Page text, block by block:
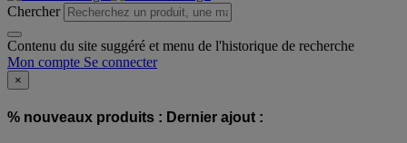
Chercher
Contenu du site suggéré et menu de l'historique de recherche
Mon compte Se connecter
×
% nouveaux produits : Dernier ajout :